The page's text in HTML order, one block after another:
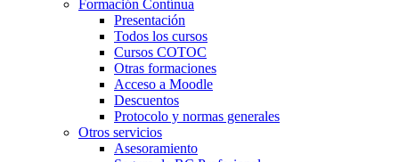
Formación Contínua
Presentación
Todos los cursos
Cursos COTOC
Otras formaciones
Acceso a Moodle
Descuentos
Protocolo y normas generales
Otros servicios
Asesoramiento